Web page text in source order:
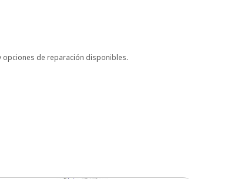
opciones de reparación disponibles.